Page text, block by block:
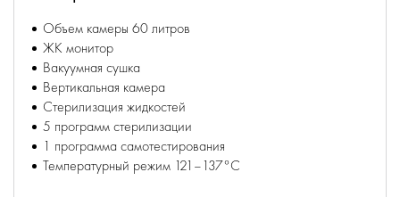
Объем камеры 60 литров
ЖК монитор
Вакуумная сушка
Вертикальная камера
Стерилизация жидкостей
5 программ стерилизации
1 программа самотестирования
Температурный режим 121–137°С